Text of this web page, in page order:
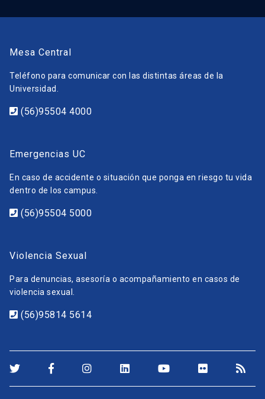
Mesa Central
Teléfono para comunicar con las distintas áreas de la
Universidad.
(56)95504 4000
Emergencias UC
En caso de accidente o situación que ponga en riesgo tu vida
dentro de los campus.
(56)95504 5000
Violencia Sexual
Para denuncias, asesoría o acompañamiento en casos de
violencia sexual.
(56)95814 5614